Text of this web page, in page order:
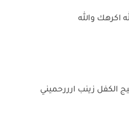
اكرهك والله
الكفل زينب ارررحميني